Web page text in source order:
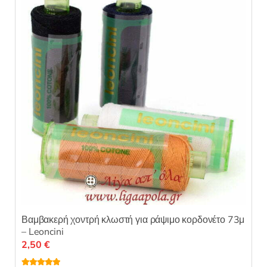
επιλογές
μπορούν
να
επιλεγούν
σελίδα
προϊόντος
Βαμβακερή χοντρή κλωστή για ράψιμο κορδονέτο 73μ
– Leoncini
2,50 €